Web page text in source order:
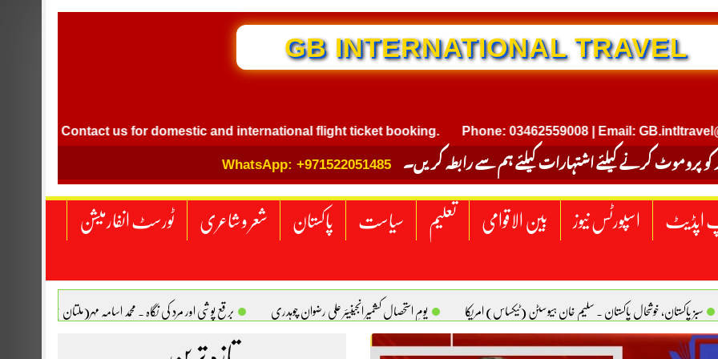
GB INTERNATIONAL TRAVEL
Contact us for domestic and international flight ticket booking. Phone: 03462559008 | Email:
کو پروموٹ کرنے کیلئے اشتہارات کیلئے ہم سے رابطہ کریں۔ WhatsApp: +971522051485
اپڈیٹ اسپورٹس نیوز بین الاقوامی تعلیم سیاست پاکستان شعر و شاعری ٹورسٹ انفارمیشن
سبز پاکستان، خوشحال پاکستان . سلیم خان ہیوسٹن (ٹیکساس) امریکا یومِ استحصالِ کشمیر انجینیئر علی رضوان چوہدری برقع پوشی اور مرد کی نگاہ . محمد اسامہ مہر(ملتان )
کی اصل پہچان. یاسر دانیال صابری